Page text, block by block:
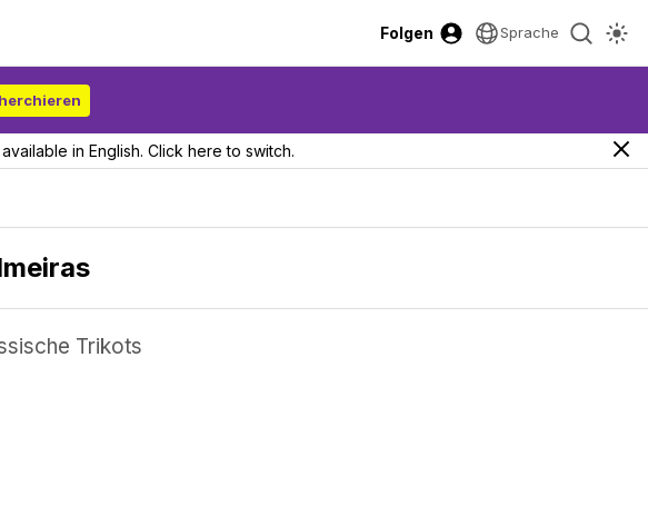
Folgen Sprache
in English. Click here to switch.
Trikots